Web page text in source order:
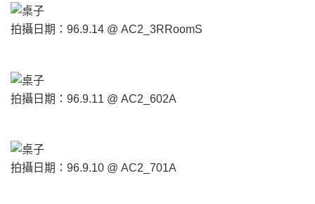
拍攝日期：96.9.14 @ AC2_3RRoomS
拍攝日期：96.9.11 @ AC2_602A
拍攝日期：96.9.10 @ AC2_701A